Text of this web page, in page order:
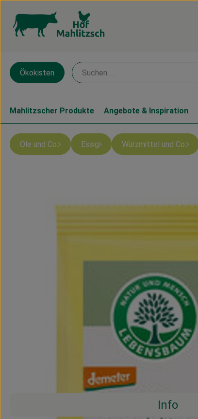
Ökokisten
Mahlitzscher Produkte Angebote & Inspiration
Öle und Co. Essig Würzmittel und Co.
Info